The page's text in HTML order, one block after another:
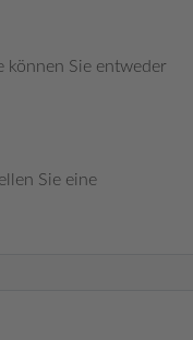
können Sie entweder
Sie eine